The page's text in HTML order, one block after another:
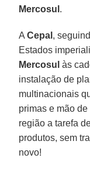
Mercosul .
ACepal ,
Estados
Mercosul às
instalação de
multinacionais
primas e mão
região a tarefa
produtos, sem
novo!